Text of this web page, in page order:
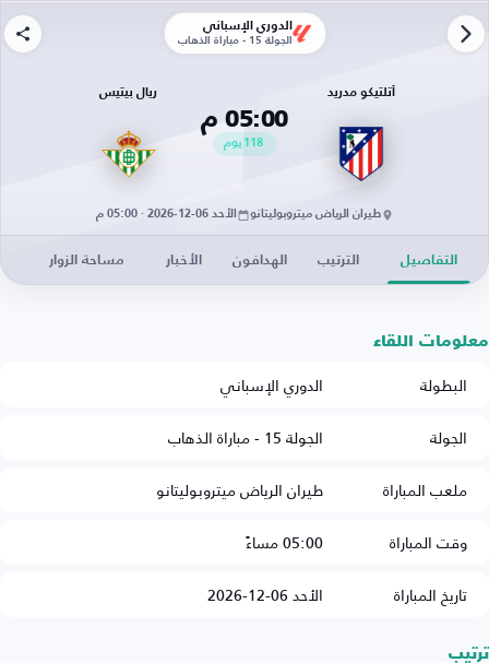
الدوري الإسباني
الجولة 15 - مباراة الذهاب
أتلتيكو مدريد
05:00 م
118 يوم
ريال بيتيس
طيران الرياض ميتروبوليتانو الأحد 06-12-2026 · 05:00 م
التفاصيل الترتيب الهدافون الأخبار مساحة الزوار
معلومات اللقاء
البطولة
الدوري الإسباني
الجولة
الجولة 15 - مباراة الذهاب
ملعب المباراة
طيران الرياض ميتروبوليتانو
وقت المباراة
05:00 مساءً
تاريخ المباراة
الأحد 06-12-2026
ترتيب